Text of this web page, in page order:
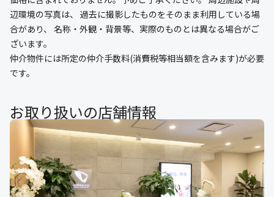
辺環境の写真は、 過去に撮影したものをそのまま利用している場
合があり、 名称・外観・背景等、実際のものとは異なる場合がご
ざいます。
仲介物件には所定の仲介手数料(消費税等相当額を含みます)が必要
です。
お取り扱いの店舗情報